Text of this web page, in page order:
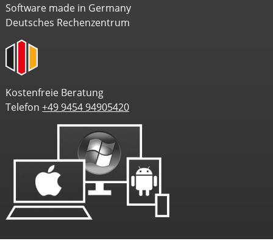
Software made in Germany
Deutsches Rechenzentrum
Kostenfreie Beratung
Telefon +49 9454 94905420